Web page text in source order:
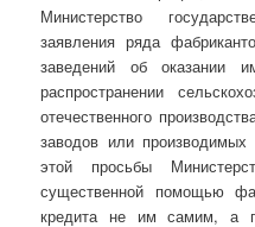
Министерство
заявления ряда
заведений об оказании
распространении
отечественного
заводов или
этой просьбы
существенной помощью
кредита не им самим, а